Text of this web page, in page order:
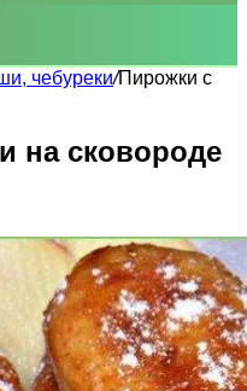
чебуреки/Пирожки с
на сковороде